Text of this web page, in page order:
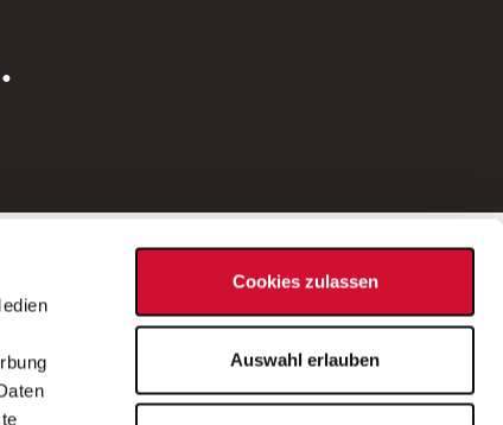
Cookies zulassen
Auswahl erlauben
Bei Fragen zu einer Stellenausschreibung
wenden Sie sich bitte an die*den in der
Stellenausschreibung genannte*n